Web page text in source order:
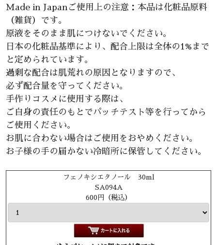
Made in Japanご使用上の注意：本品は化粧品原料
（雑貨）です。
原液をそのまま肌につけないでください。
日本の化粧品基準により、配合上限は全体の1%まで
と定められています。
過剰な配合は肌荒れの原因となりますので、
必ず配合量を守ってください。
手作りコスメに使用する際は、
ご自身の責任のもとでパッチテスト等を行ってから
ご使用ください。
お肌に合わない場合はご使用をおやめください。
お子様の手の届かない冷暗所に保管してください。
フェノキシエタノール 30ml
SA094A
600円（税込）